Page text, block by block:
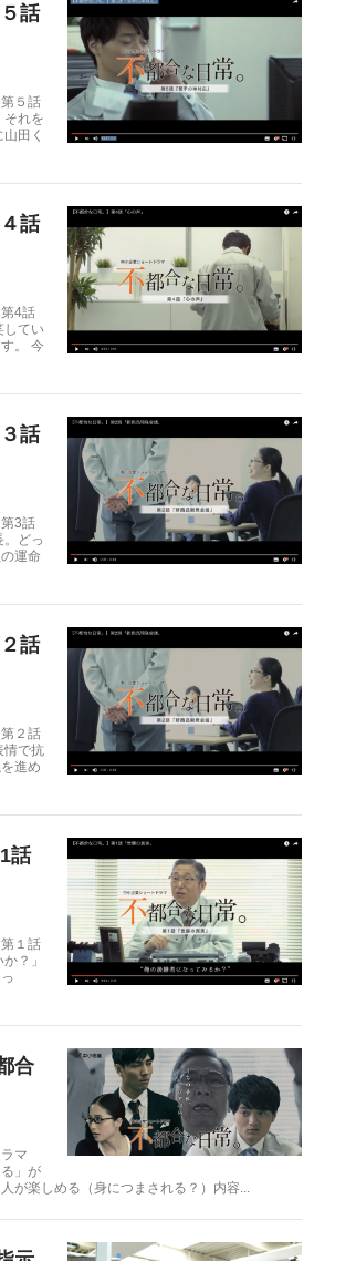
話
５話
それを
田く
話
4話
してい
。 今
話
3話
どっ
運命
話
２話
情で抗
進め
話
１話
？」
合
マ
」が
が楽しめる（身につまされる？）内容...